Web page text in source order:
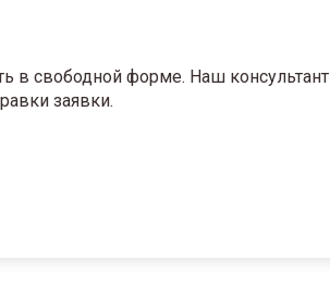
в свободной форме. Наш консультант
заявки.